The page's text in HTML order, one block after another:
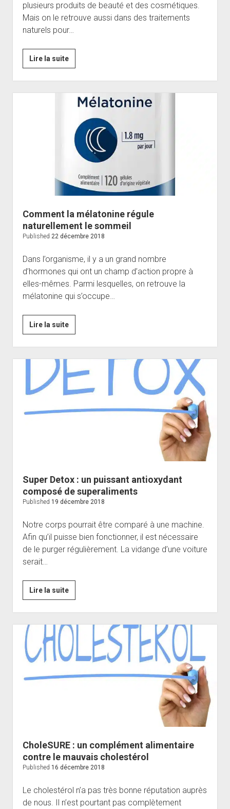
plusieurs produits de beauté et des cosmétiques.
Mais on le retrouve aussi dans des traitements
naturels pour…
Lire la suiteComment
le
jus
d’aloe
vera
aide
favoriser
Comment la mélatonine régule
naturellement le sommeil
Published 22 décembre 2018
Dans l’organisme, il y a un grand nombre
d’hormones qui ont un champ d’action propre à
elles-mêmes. Parmi lesquelles, on retrouve la
mélatonine qui s’occupe…
Lire la suiteComment
la
mélatonine
régule
naturellement
sommeil
Super Detox : un puissant antioxydant
composé de superaliments
Published 19 décembre 2018
Notre corps pourrait être comparé à une machine.
Afin qu’il puisse bien fonctionner, il est nécessaire
de le purger régulièrement. La vidange d’une voiture
serait…
Lire la suiteSuper
Detox
:
un
puissant
antioxydant
composé
de
CholeSURE : un complément alimentaire
contre le mauvais cholestérol
Published 16 décembre 2018
Le cholestérol n’a pas très bonne réputation auprès
de nous. Il n’est pourtant pas complètement